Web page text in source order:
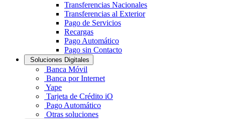
Transferencias Nacionales
Transferencias al Exterior
Pago de Servicios
Recargas
Pago Automático
Pago sin Contacto
Soluciones Digitales
Banca Móvil
Banca por Internet
Yape
Tarjeta de Crédito iO
Pago Automático
Otras soluciones